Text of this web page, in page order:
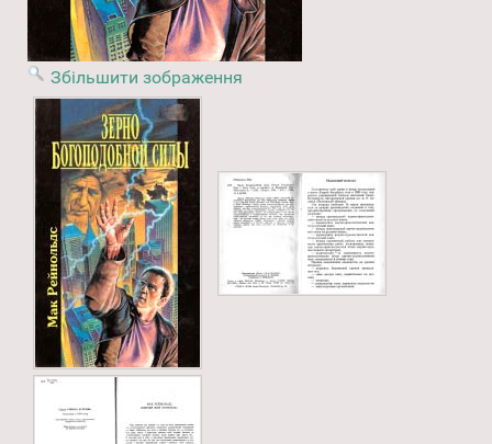
Збільшити зображення